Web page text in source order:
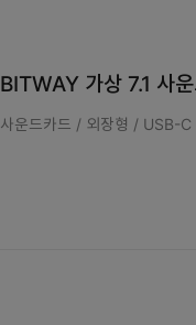
BITWAY 가상 7.1 사
사운드카드 / 외장형 / USB-